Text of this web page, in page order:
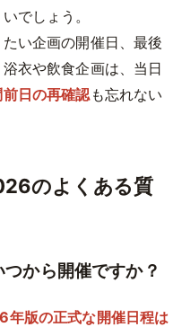
でしょう。
い企画の開催日、最後
衣や飲食企画は、当日
日の再確認も忘れない
のよくある質
から開催ですか？
年版の正式な開催日程は